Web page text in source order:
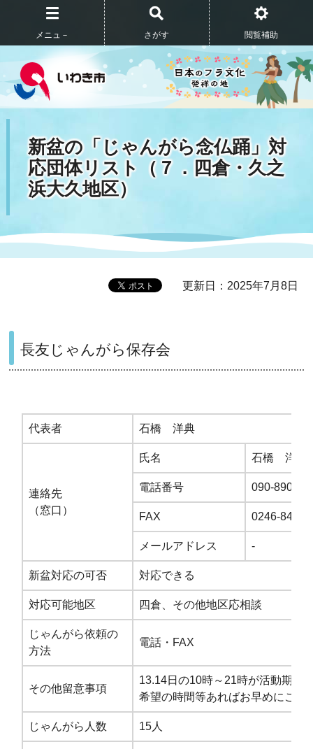
メニュ－ さがす 閲覧補助
新盆の「じゃんがら念仏踊」対
応団体リスト（７．四倉・久之
浜大久地区）
更新日：2025年7月8日
長友じゃんがら保存会
代表者 石橋 洋典
連絡先
（窓口）
氏名 石橋 洋典
電話番号 090-8902-
FAX 0246-84-
メールアドレス -
新盆対応の可否 対応できる
対応可能地区 四倉、その他地区応相談
じゃんがら依頼の
方法
電話・FAX
その他留意事項
13.14日の10時～21時が活動期間
希望の時間等あればお早めにご連
じゃんがら人数 15人